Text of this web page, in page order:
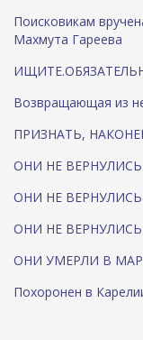
Поисковикам
Махмута Гареева
Возвращающая из
ПРИЗНАТЬ,
ОНИ НЕ
ОНИ НЕ
ОНИ НЕ ВЕРНУЛИСЬ
ОНИ УМЕРЛИ В
Похоронен в